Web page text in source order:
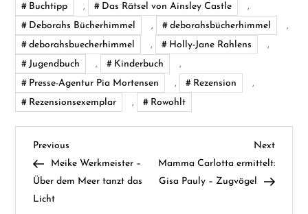
Buchtipp , Das Rätsel von Ainsley Castle
,
Deborahs Bücherhimmel
, deborahsbücherhimmel
,
deborahsbuecherhimmel
, Holly-Jane Rahlens
,
Jugendbuch
, Kinderbuch
,
Presse-Agentur Pia Mortensen
, Rezension
,
Rezensionsexemplar
, Rowohlt
B
e
Previous
Post
Previous
Meike Werkmeister –
Über dem Meer tanzt das
Licht
Next
Post
Next
Mamma Carlotta ermittelt:
Gisa Pauly – Zugvögel